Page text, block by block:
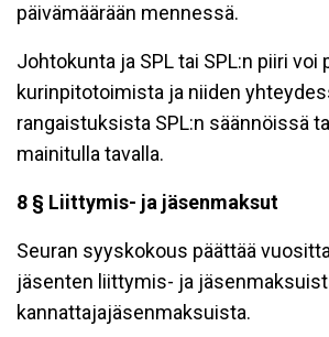
päivämäärään mennessä.
Johtokunta ja SPL tai SPL:n piiri voi
kurinpitotoimista ja niiden
rangaistuksista SPL:n säännöissä
mainitulla tavalla.
8 § Liittymis- ja jäsenmaksut
Seuran syyskokous päättää
jäsenten liittymis- ja
kannattajajäsenmaksuista.